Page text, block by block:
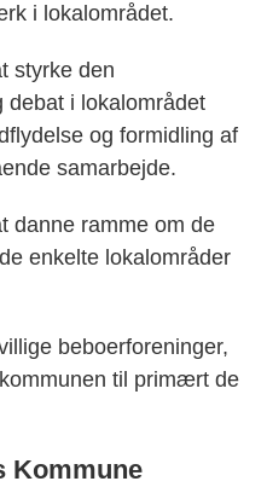
i lokalområdet.
styrke den
debat i lokalområdet
og formidling af
samarbejde.
danne ramme om de
enkelte lokalområder
beboerforeninger,
til primært de
Kommune